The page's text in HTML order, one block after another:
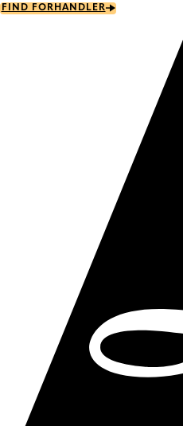
Skip
FIND FORHANDLER